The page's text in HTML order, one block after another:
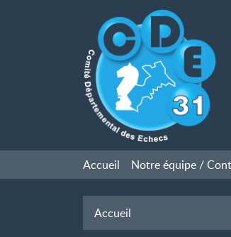
Accueil Notre équipe /
Accueil